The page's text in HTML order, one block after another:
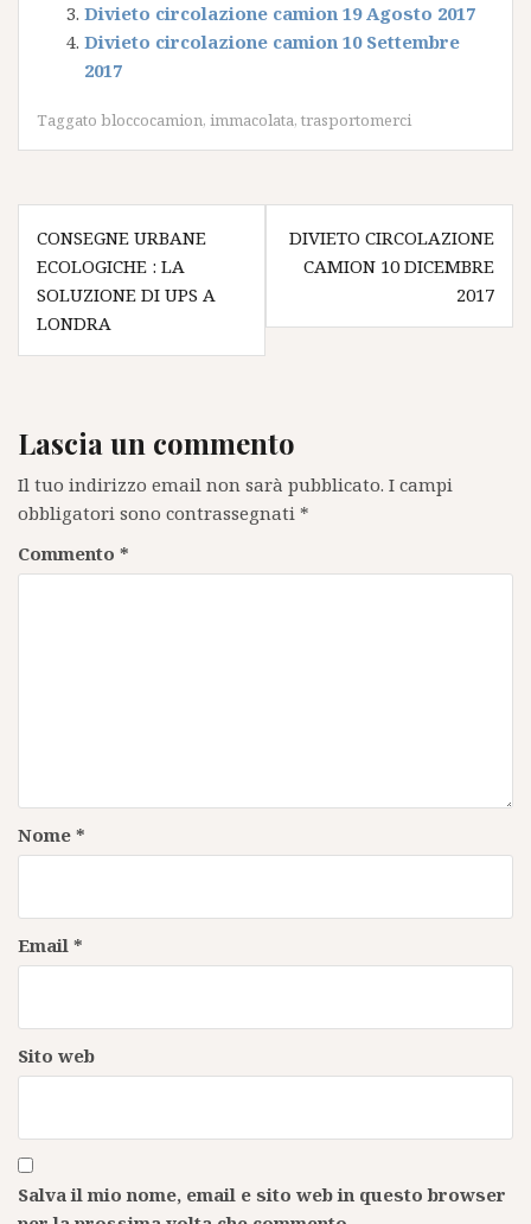
Divieto circolazione camion 19 Agosto 2017
Divieto circolazione camion 10 Settembre
2017
Taggato bloccocamion, immacolata, trasportomerci
Navigazione
articoli
CONSEGNE URBANE
ECOLOGICHE : LA
SOLUZIONE DI UPS A
LONDRA
DIVIETO CIRCOLAZIONE
CAMION 10 DICEMBRE
2017
Lascia un commento
Il tuo indirizzo email non sarà pubblicato. I campi
obbligatori sono contrassegnati *
Commento *
Nome *
Email *
Sito web
Salva il mio nome, email e sito web in questo browser